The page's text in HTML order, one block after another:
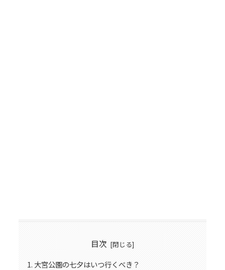
目次
大宮公園の七夕はいつ行くべき？